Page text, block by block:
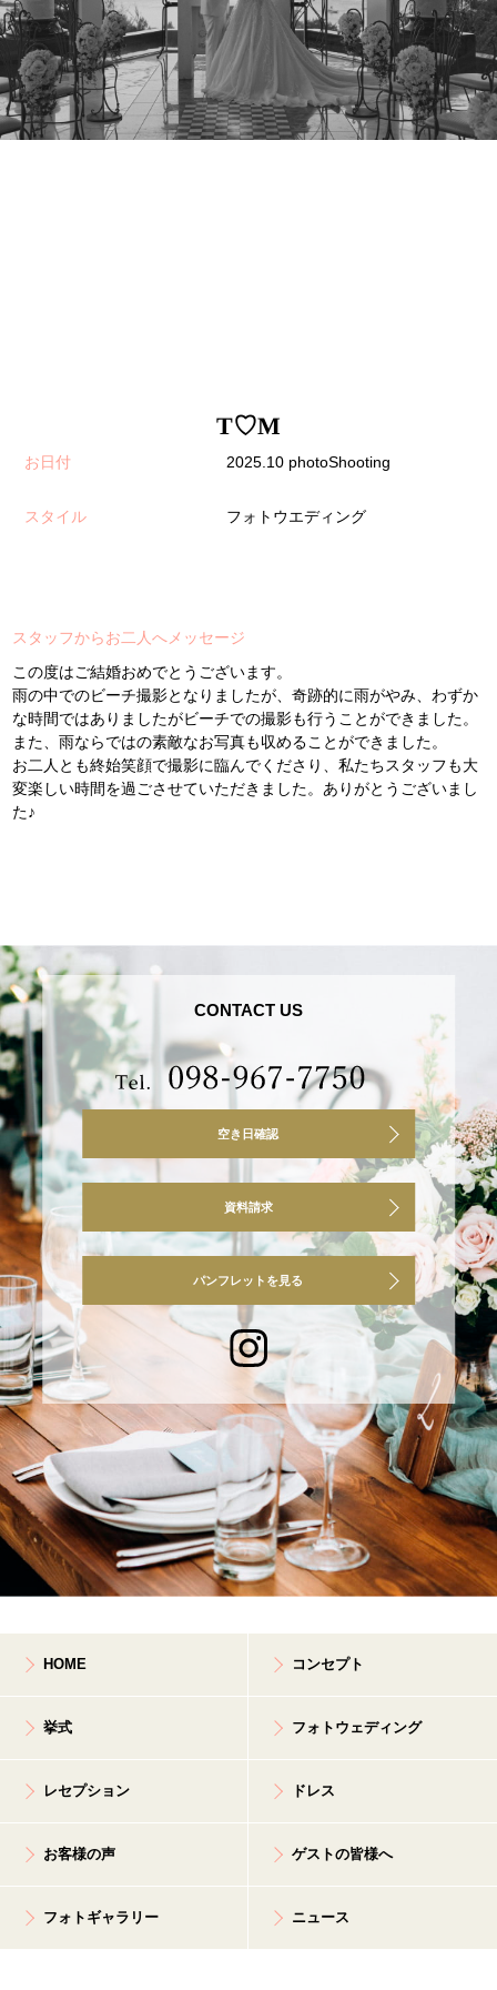
T♡M
お日付 2025.10 photoShooting
スタイル フォトウエディング
スタッフからお二人へメッセージ
この度はご結婚おめでとうございます。
雨の中でのビーチ撮影となりましたが、奇跡的に雨がやみ、わずか
な時間ではありましたがビーチでの撮影も行うことができました。
また、雨ならではの素敵なお写真も収めることができました。
お二人とも終始笑顔で撮影に臨んでくださり、私たちスタッフも大
変楽しい時間を過ごさせていただきました。ありがとうございまし
た♪
CONTACT US
空き日確認
資料請求
パンフレットを見る
HOME コンセプト
挙式 フォトウェディング
レセプション ドレス
お客様の声 ゲストの皆様へ
フォトギャラリー ニュース